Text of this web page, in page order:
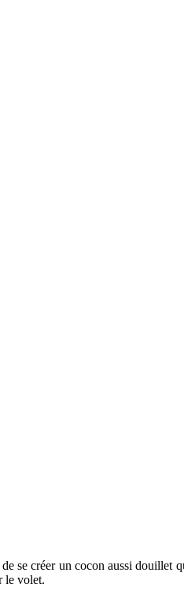
se créer un cocon aussi douillet
le volet.